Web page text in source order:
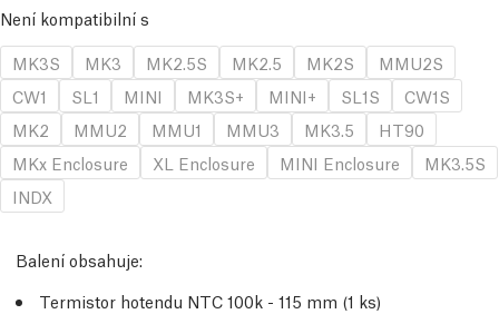
Není kompatibilní s
MK3S
MK3 MK2.5S MK2.5 MK2S
MMU2S
CW1
SL1 MINI MK3S+ MINI+ SL1S
CW1S
MK2
MMU2 MMU1 MMU3 MK3.5
HT90
MKx Enclosure
XL Enclosure MINI Enclosure
MK3.5S
INDX
Balení obsahuje:
Termistor hotendu NTC 100k - 115 mm (1 ks)